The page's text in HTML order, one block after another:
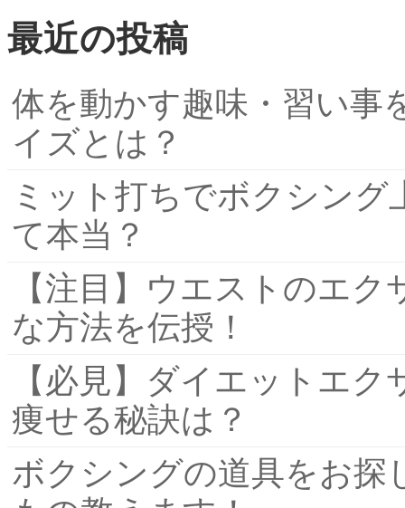
最近の投稿
体を動かす趣味・習い事
イズとは？
ミット打ちでボクシン
て本当？
【注目】ウエストのエ
な方法を伝授！
【必見】ダイエットエ
痩せる秘訣は？
ボクシングの道具をお探